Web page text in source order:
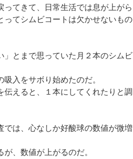
ってきて、日常生活では息が上がら
ってシムビコートは欠かせないもの
」とまで思っていた月２本のシムビ
入をサボり始めたのだ。
えると、１本にしてくれたりと調
では、心なしか好酸球の数値が微増
、数値が上がるのだ。